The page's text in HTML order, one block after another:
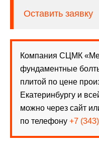
Оставить заявку
Компания СЦМК
фундаментные
плитой по цене
Екатеринбургу и
можно через сайт
по телефону +7